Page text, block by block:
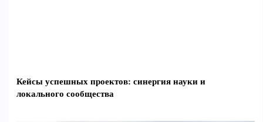
Кейсы успешных проектов: синергия науки и
локального сообщества